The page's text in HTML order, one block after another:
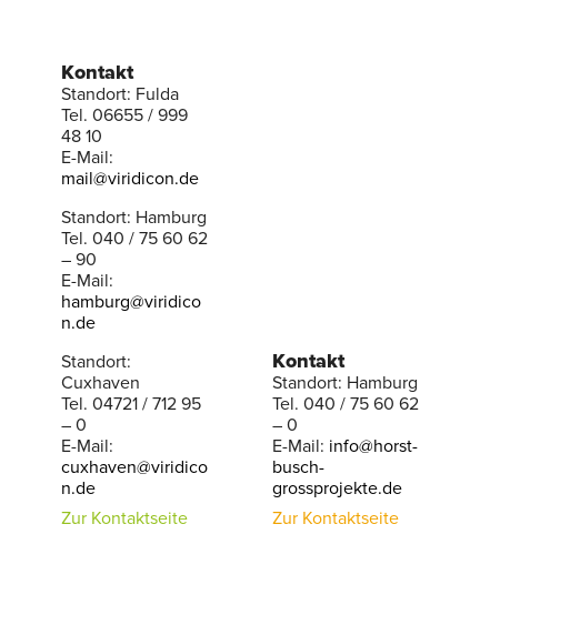
Kontakt
Standort: Fulda
Tel. 06655 / 999
48 10
E-Mail:
mail@viridicon.de
Standort: Hamburg
Tel. 040 / 75 60 62
– 90
E-Mail:
hamburg@viridico
n.de
Standort:
Cuxhaven
Tel. 04721 / 712 95
– 0
E-Mail:
cuxhaven@viridico
n.de
Zur Kontaktseite
Kontakt
Standort: Hamburg
Tel. 040 / 75 60 62
– 0
E-Mail: info@horst-
busch-
grossprojekte.de
Zur Kontaktseite